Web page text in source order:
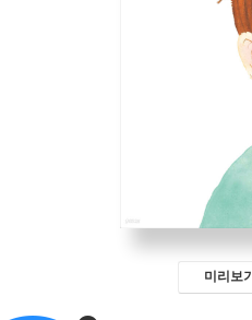
미리보기